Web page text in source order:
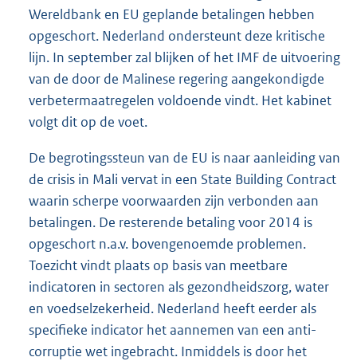
Wereldbank en EU geplande betalingen hebben
opgeschort. Nederland ondersteunt deze kritische
lijn. In september zal blijken of het IMF de uitvoering
van de door de Malinese regering aangekondigde
verbetermaatregelen voldoende vindt. Het kabinet
volgt dit op de voet.
De begrotingssteun van de EU is naar aanleiding van
de crisis in Mali vervat in een State Building Contract
waarin scherpe voorwaarden zijn verbonden aan
betalingen. De resterende betaling voor 2014 is
opgeschort n.a.v. bovengenoemde problemen.
Toezicht vindt plaats op basis van meetbare
indicatoren in sectoren als gezondheidszorg, water
en voedselzekerheid. Nederland heeft eerder als
specifieke indicator het aannemen van een anti-
corruptie wet ingebracht. Inmiddels is door het